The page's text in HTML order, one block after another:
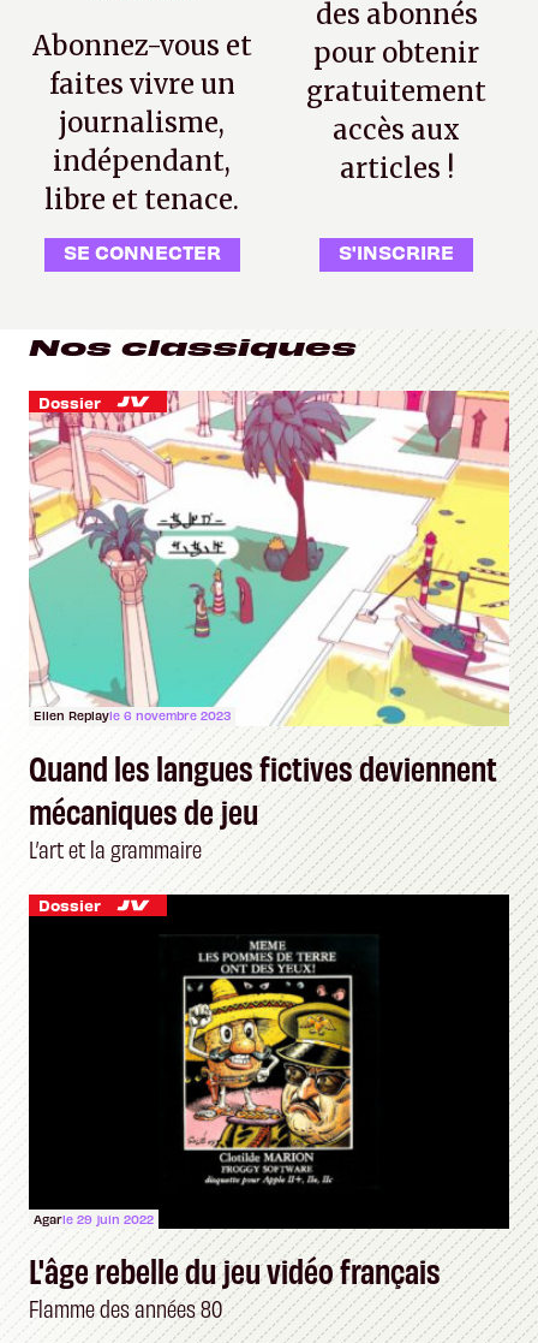
Abonnez-vous et
faites vivre un
journalisme,
indépendant,
libre et tenace.
SE CONNECTER
des abonnés
pour obtenir
gratuitement
accès aux
articles !
S'INSCRIRE
Nos classiques
Dossier
Ellen Replayle 6 novembre 2023
Quand les langues fictives deviennent
mécaniques de jeu
L’art et la grammaire
Dossier
Agarle 29 juin 2022
L'âge rebelle du jeu vidéo français
Flamme des années 80